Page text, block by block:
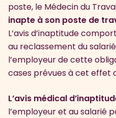
poste, le Médecin du
inapte à son poste de
L’avis d’inaptitude
au reclassement du
l’employeur de cette
cases prévues à cet effet
L’avis médical
l’employeur et au salarié